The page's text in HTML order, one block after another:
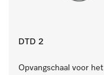
DTD 2
Opvangschaal voor het